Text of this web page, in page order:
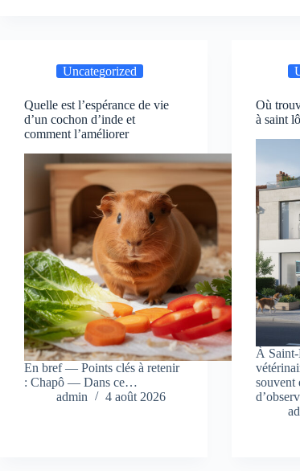
Uncategorized
Quelle est l’espérance de vie
d’un cochon d’inde et
comment l’améliorer
En bref — Points clés à retenir
: Chapô — Dans ce…
admin
4 août 2026
Où
à saint
À
souvent